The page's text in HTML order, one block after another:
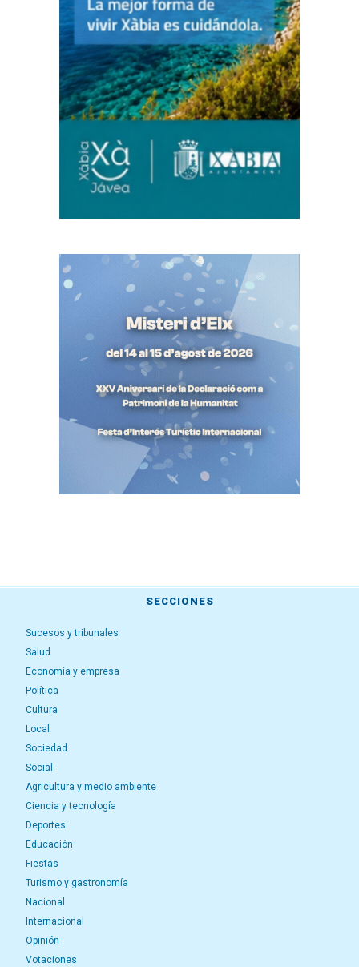
SECCIONES
Sucesos y tribunales
Salud
Economía y empresa
Política
Cultura
Local
Sociedad
Social
Agricultura y medio ambiente
Ciencia y tecnología
Deportes
Educación
Fiestas
Turismo y gastronomía
Nacional
Internacional
Opinión
Votaciones